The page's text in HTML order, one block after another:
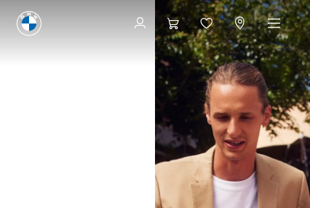
Se tillgängliga bilar